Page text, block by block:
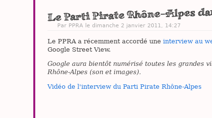
Le Parti Pirate Rhône-Alpes
Par PPRA le dimanche 2 janvier 2011, 14:27
Le PPRA a récemment accordé une interview au
Google Street View.
Google aura bientôt numérisé toutes les grandes
Rhône-Alpes (son et images).
Vidéo de l'interview du Parti Pirate Rhône-Alpes